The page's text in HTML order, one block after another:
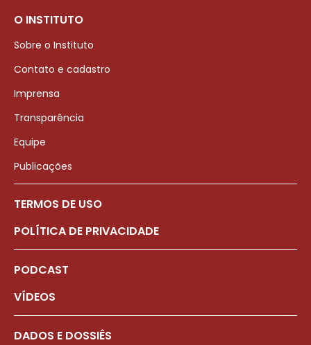
O INSTITUTO
Sobre o Instituto
Contato e cadastro
Imprensa
Transparência
Equipe
Publicações
TERMOS DE USO
POLÍTICA DE PRIVACIDADE
PODCAST
VÍDEOS
DADOS E DOSSIÊS